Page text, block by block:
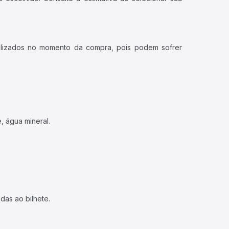
no momento da compra, pois podem sofrer
água mineral.
ao bilhete.